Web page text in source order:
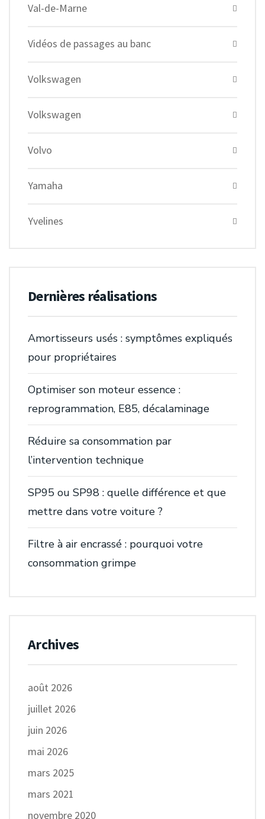
Val-de-Marne
Vidéos de passages au banc
Volkswagen
Volkswagen
Volvo
Yamaha
Yvelines
Dernières réalisations
Amortisseurs usés : symptômes expliqués
pour propriétaires
Optimiser son moteur essence :
reprogrammation, E85, décalaminage
Réduire sa consommation par
l’intervention technique
SP95 ou SP98 : quelle différence et que
mettre dans votre voiture ?
Filtre à air encrassé : pourquoi votre
consommation grimpe
Archives
août 2026
juillet 2026
juin 2026
mai 2026
mars 2025
mars 2021
novembre 2020